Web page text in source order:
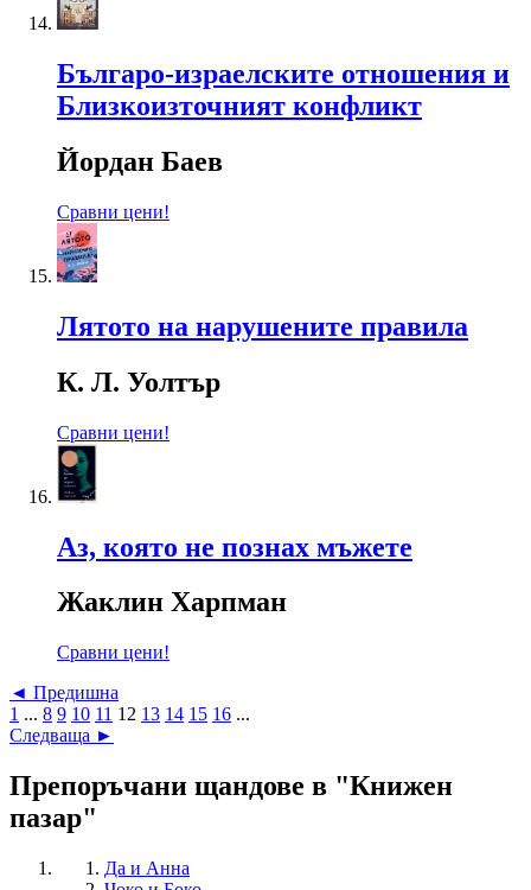
Българо-израелските отношения и
Близкоизточният конфликт
Йордан Баев
Сравни цени!
Лятото на нарушените правила
К. Л. Уолтър
Сравни цени!
Аз, която не познах мъжете
Жаклин Харпман
Сравни цени!
◄ Предишна
1 ... 8 9 10 11 12 13 14 15 16 ...
Следваща ►
Препоръчани щандове в "Книжен
пазар"
Да и Анна